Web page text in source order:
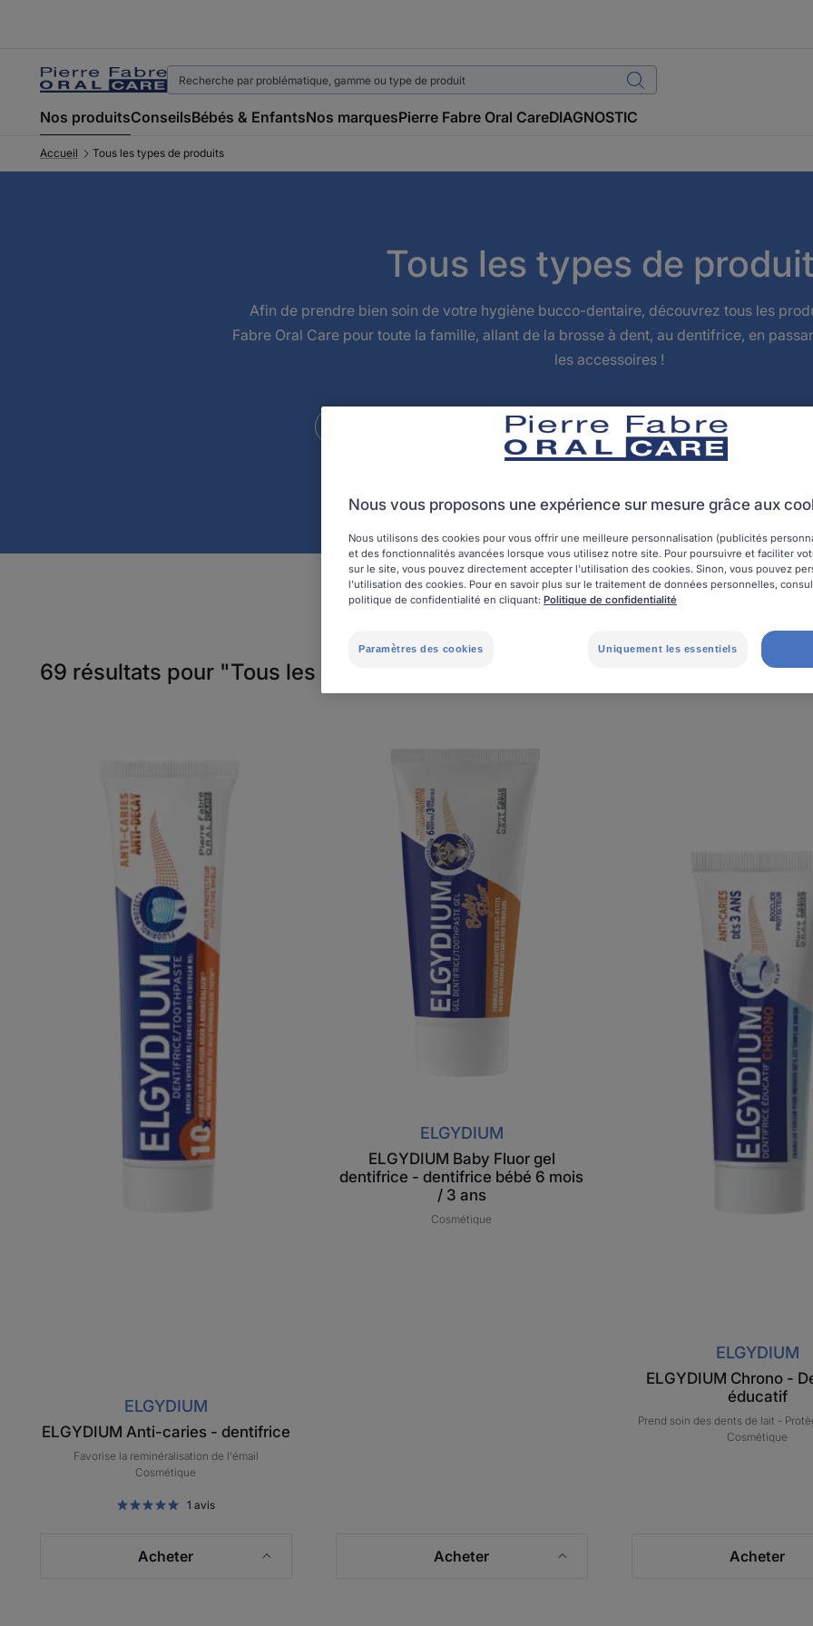
Nos produitsConseilsBébés & EnfantsNos marquesPierre Fabre Oral CareDIAGNOSTIC
Accueil Tous les types de produits
Tous les types de
Afin de prendre bien soin de votre hygiène bucco-dentaire, découvrez tous les
Fabre Oral Care pour toute la famille, allant de la brosse à dent, au dentifrice, en
les accessoires !
Fils dentaires Brosses à dents
Brossettes interdentaires
+ 3
Utilisable par Marque
69 résultats pour "Tous les types de produits"
dentifrice
ELGYDIUM
ELGYDIUM Anti-caries - dentifrice
Favorise la reminéralisation de l'émail
Cosmétique
1avis
Acheter
dentifrice
-
dentifrice
bébé
6
mois
ELGYDIUM
ELGYDIUM Baby Fluor gel
dentifrice - dentifrice bébé 6 mois
/ 3 ans
Cosmétique
Acheter
ELGYDIUM
ELGYDIUM Chrono -
éducatif
Prend soin des dents de lait -
Cosmétique
Acheter
Nous vous proposons une expérience sur mesure grâce aux
Nous utilisons des cookies pour vous offrir une meilleure personnalisation (publicités
et des fonctionnalités avancées lorsque vous utilisez notre site. Pour poursuivre et faciliter
sur le site, vous pouvez directement accepter l'utilisation des cookies. Sinon, vous pouvez
l'utilisation des cookies. Pour en savoir plus sur le traitement de données personnelles,
politique de confidentialité en cliquant: Politique de confidentialité
Paramètres des cookies Uniquement les essentiels